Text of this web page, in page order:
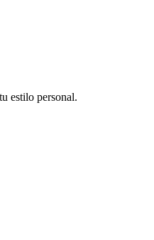
estilo personal.